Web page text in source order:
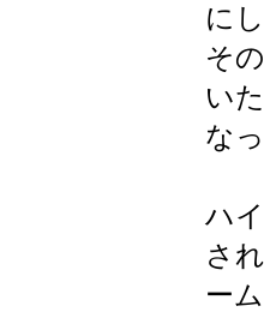
に
そ
い
な
ハ
さ
ー